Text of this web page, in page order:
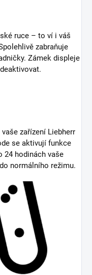
ruce – to ví i váš
zabraňuje
Zámek displeje
zařízení Liebherr
se aktivují funkce
24 hodinách vaše
normálního režimu.